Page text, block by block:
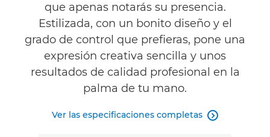
que apenas notarás su presencia.
Estilizada, con un bonito diseño y el
grado de control que prefieras, pone una
expresión creativa sencilla y unos
resultados de calidad profesional en la
palma de tu mano.
Ver las especificaciones completas 